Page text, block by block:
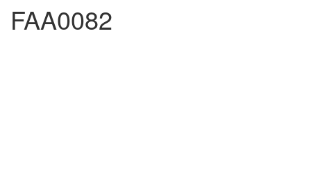
FAA0082